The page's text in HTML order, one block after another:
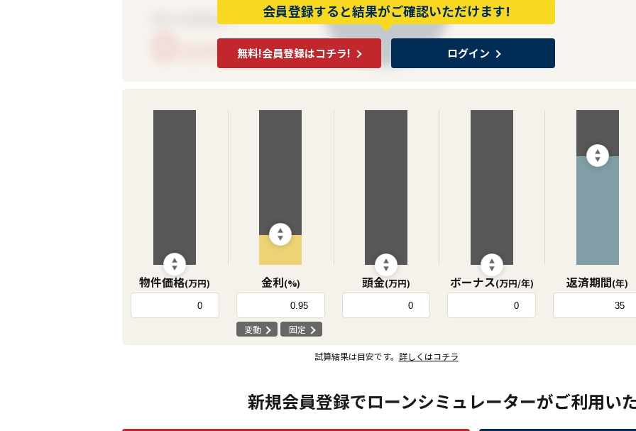
月々の支払い
万円/月
会員登録すると結果がご確認いただけます!
無料!会員登録はコチラ! ログイン
物件価格(万円) 金利(%)
変動 固定
頭金(万円) ボーナス(万円/年) 返済期間(年)
試算結果は目安です。 詳しくはコチラ
新規会員登録でローンシミュレーターがご利用い